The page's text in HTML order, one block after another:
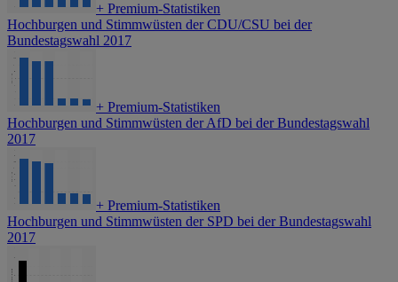
+ Premium-Statistiken
Hochburgen und Stimmwüsten der CDU/CSU bei der
Bundestagswahl 2017
+ Premium-Statistiken
Hochburgen und Stimmwüsten der AfD bei der Bundestagswahl
2017
+ Premium-Statistiken
Hochburgen und Stimmwüsten der SPD bei der Bundestagswahl
2017